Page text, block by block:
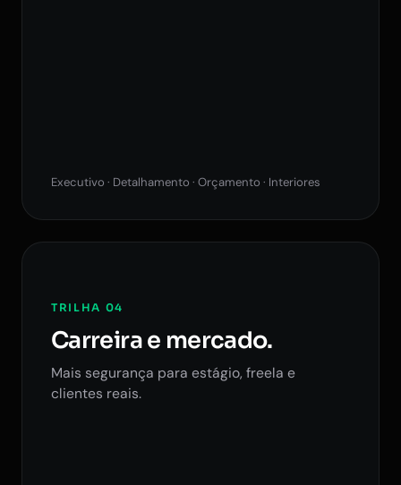
Executivo · Detalhamento · Orçamento · Interiores
TRILHA 04
Carreira e mercado.
Mais segurança para estágio, freela e
clientes reais.